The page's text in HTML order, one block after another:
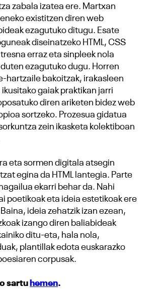
zabala izatea ere. Martxan
existitzen diren web
ezagutuko ditugu. Esate
diseinatzeko HTML, CSS
erraz eta sinpleek nola
ezagutuko dugu. Horren
hartzaile bakoitzak, irakasleen
gaiak praktikan jarri
diren ariketen bidez web
sortzeko. Prozesua gidatua
zein ikasketa kolektiboan
eta sormen digitala atsegin
egina da HTML lantegia. Parte
ekarri behar da. Nahi
poetikoak eta ideia estetikoak ere
ideia zehatzik izan ezean,
izango diren baliabideak
ditu-eta, hala nola,
plantillak edota euskarazko
corpusak.
sartu hemen.